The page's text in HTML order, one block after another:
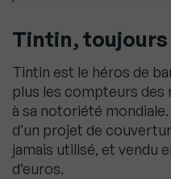
Tintin,
Tintin est le héros de
plus les compteurs des
à sa notoriété
d’un projet de
jamais utilisé, et vendu
d’euros.